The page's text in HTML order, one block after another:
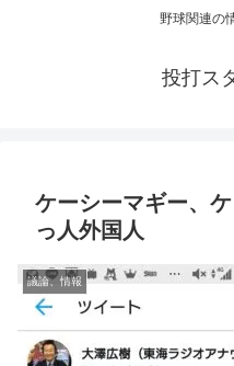
野球関連の
投打ス
ケーシーマギー、
っ人外国人
議論、情報